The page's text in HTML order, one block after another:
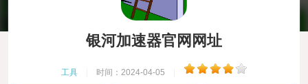
银河加速器官网网址
工具 时间：2024-04-05